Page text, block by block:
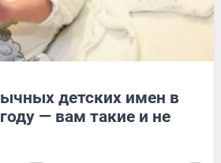
детских имен в
— вам такие и не